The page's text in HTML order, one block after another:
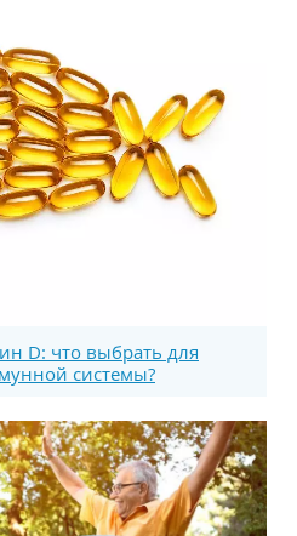
D: что выбрать для
системы?